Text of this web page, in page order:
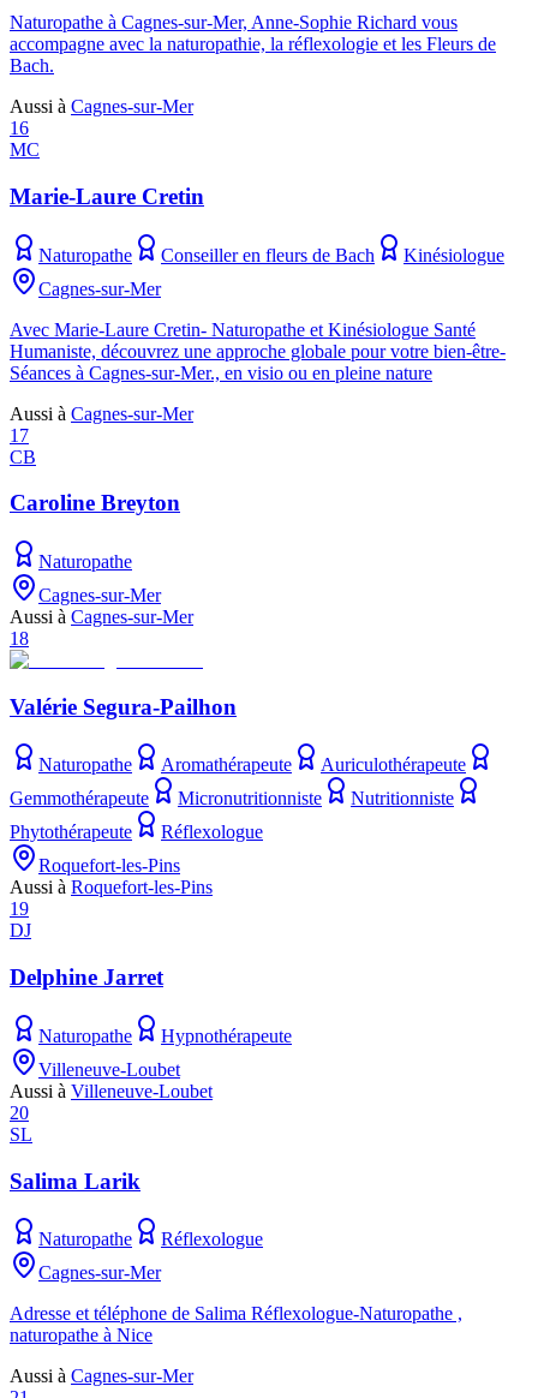
Naturopathe à Cagnes-sur-Mer, Anne-Sophie Richard vous
accompagne avec la naturopathie, la réflexologie et les Fleurs de
Bach.
Aussi à Cagnes-sur-Mer
16
MC
Marie-Laure Cretin
Naturopathe Conseiller en fleurs de Bach
Kinésiologue
Cagnes-sur-Mer
Avec Marie-Laure Cretin- Naturopathe et Kinésiologue Santé
Humaniste, découvrez une approche globale pour votre bien-être-
Séances à Cagnes-sur-Mer., en visio ou en pleine nature
Aussi à Cagnes-sur-Mer
17
CB
Caroline Breyton
Naturopathe
Cagnes-sur-Mer
Aussi à Cagnes-sur-Mer
18
Valérie Segura-Pailhon
Naturopathe Aromathérapeute
Auriculothérapeute
Gemmothérapeute
Micronutritionniste
Nutritionniste
Phytothérapeute
Réflexologue
Roquefort-les-Pins
Aussi à Roquefort-les-Pins
19
DJ
Delphine Jarret
Naturopathe
Hypnothérapeute
Villeneuve-Loubet
Aussi à Villeneuve-Loubet
20
SL
Salima Larik
Naturopathe
Réflexologue
Cagnes-sur-Mer
Adresse et téléphone de Salima Réflexologue-Naturopathe ,
naturopathe à Nice
Aussi à Cagnes-sur-Mer